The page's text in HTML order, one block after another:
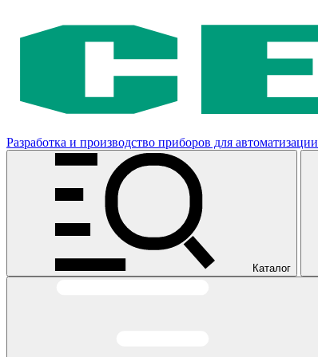
Разработка и производство приборов для автоматизации
Каталог